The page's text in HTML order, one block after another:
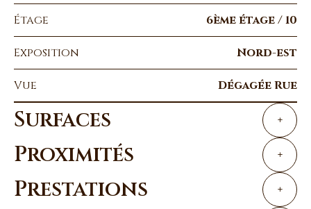
Étage 6ème étage / 10
Exposition Nord-est
Vue Dégagée Rue
Surfaces +
Proximités +
Prestations +